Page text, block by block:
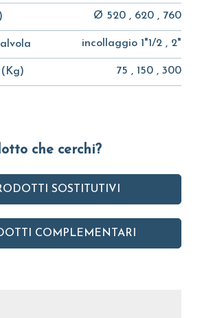
Ø 520 , 620 , 760
incollaggio 1"1/2 , 2"
75 , 150 , 300
che cerchi?
SOSTITUTIVI
COMPLEMENTARI